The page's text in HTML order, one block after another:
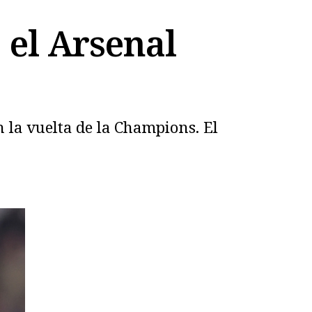
Arsenal
vuelta de la Champions. El